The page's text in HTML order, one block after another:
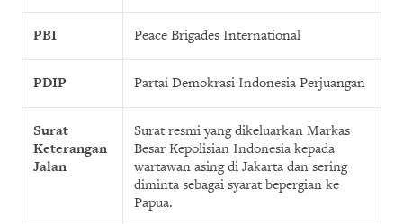
PBI Peace Brigades International
PDIP Partai Demokrasi Indonesia Perjuangan
Surat
Keterangan
Jalan
Surat resmi yang dikeluarkan Markas
Besar Kepolisian Indonesia kepada
wartawan asing di Jakarta dan sering
diminta sebagai syarat bepergian ke
Papua.